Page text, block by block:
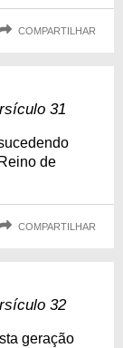
COMPARTILHAR
31
de
COMPARTILHAR
32
geração